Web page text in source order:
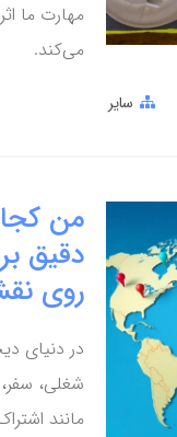
مهارت ما
می‌کند.
سایر
من
دقیق
روی
در دنیای
شغلی،
مانند